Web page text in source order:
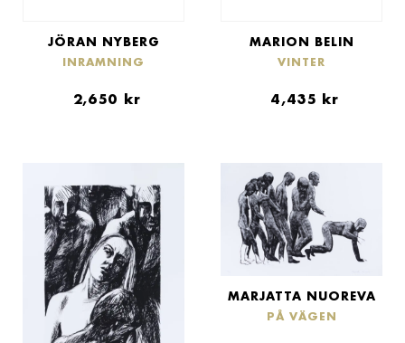
JÖRAN NYBERG
INRAMNING
2,650 kr
MARION BELIN
VINTER
4,435 kr
MARJATTA NUOREVA
PÅ VÄGEN